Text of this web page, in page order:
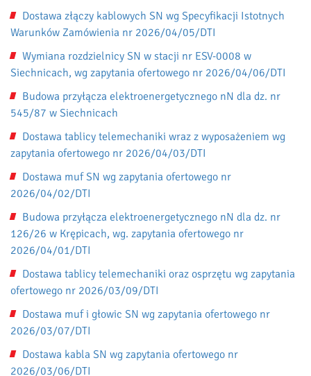
Dostawa złączy kablowych SN wg Specyfikacji Istotnych
Warunków Zamówienia nr 2026/04/05/DTI
Wymiana rozdzielnicy SN w stacji nr ESV-0008 w
Siechnicach, wg zapytania ofertowego nr 2026/04/06/DTI
Budowa przyłącza elektroenergetycznego nN dla dz. nr
545/87 w Siechnicach
Dostawa tablicy telemechaniki wraz z wyposażeniem wg
zapytania ofertowego nr 2026/04/03/DTI
Dostawa muf SN wg zapytania ofertowego nr
2026/04/02/DTI
Budowa przyłącza elektroenergetycznego nN dla dz. nr
126/26 w Krępicach, wg. zapytania ofertowego nr
2026/04/01/DTI
Dostawa tablicy telemechaniki oraz osprzętu wg zapytania
ofertowego nr 2026/03/09/DTI
Dostawa muf i głowic SN wg zapytania ofertowego nr
2026/03/07/DTI
Dostawa kabla SN wg zapytania ofertowego nr
2026/03/06/DTI